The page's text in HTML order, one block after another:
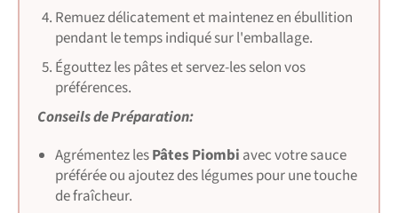
Remuez délicatement et maintenez en ébullition
pendant le temps indiqué sur l'emballage.
Égouttez les pâtes et servez-les selon vos
préférences.
Conseils de Préparation:
Agrémentez lesPâtes Piombi avec votre sauce
préférée ou ajoutez des légumes pour une touche
de fraîcheur.